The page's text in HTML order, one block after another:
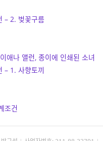
– 2. 벚꽃구름
애나 앨런, 종이에 인쇄된 소녀
– 1. 사향토끼
조건